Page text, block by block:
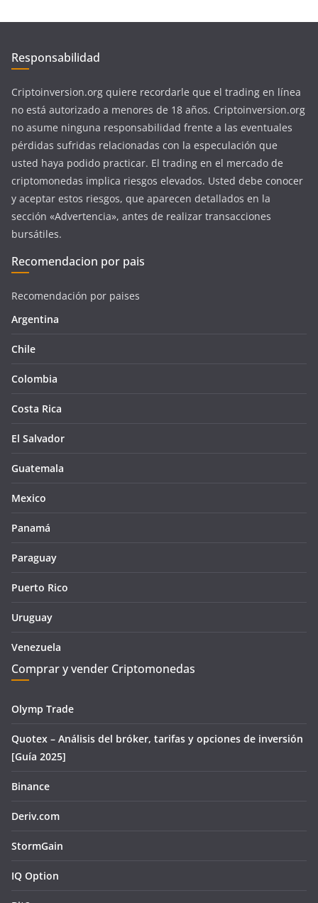
Responsabilidad
Criptoinversion.org quiere recordarle que el trading en línea
no está autorizado a menores de 18 años. Criptoinversion.org
no asume ninguna responsabilidad frente a las eventuales
pérdidas sufridas relacionadas con la especulación que
usted haya podido practicar. El trading en el mercado de
criptomonedas implica riesgos elevados. Usted debe conocer
y aceptar estos riesgos, que aparecen detallados en la
sección «Advertencia», antes de realizar transacciones
bursátiles.
Recomendacion por pais
Recomendación por paises
Argentina
Chile
Colombia
Costa Rica
El Salvador
Guatemala
Mexico
Panamá
Paraguay
Puerto Rico
Uruguay
Venezuela
Comprar y vender Criptomonedas
Olymp Trade
Quotex – Análisis del bróker, tarifas y opciones de inversión
[Guía 2025]
Binance
Deriv.com
StormGain
IQ Option